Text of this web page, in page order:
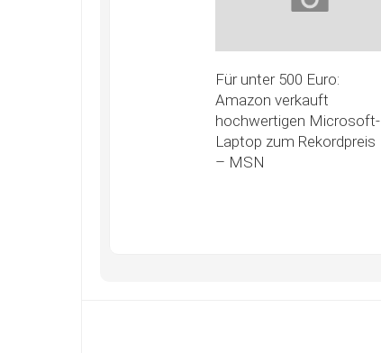
Für unter 500 Euro:
Amazon verkauft
hochwertigen Microsoft-
Laptop zum Rekordpreis
– MSN